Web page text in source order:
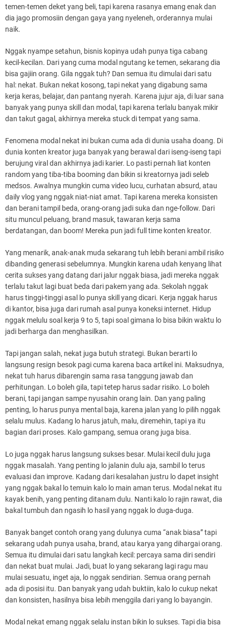
temen-temen deket yang beli, tapi karena rasanya emang enak dan
dia jago promosiin dengan gaya yang nyeleneh, orderannya mulai
naik.
Nggak nyampe setahun, bisnis kopinya udah punya tiga cabang
kecil-kecilan. Dari yang cuma modal ngutang ke temen, sekarang dia
bisa gajiin orang. Gila nggak tuh? Dan semua itu dimulai dari satu
hal: nekat. Bukan nekat kosong, tapi nekat yang digabung sama
kerja keras, belajar, dan pantang nyerah. Karena jujur aja, di luar sana
banyak yang punya skill dan modal, tapi karena terlalu banyak mikir
dan takut gagal, akhirnya mereka stuck di tempat yang sama.
Fenomena modal nekat ini bukan cuma ada di dunia usaha doang. Di
dunia konten kreator juga banyak yang berawal dari iseng-iseng tapi
berujung viral dan akhirnya jadi karier. Lo pasti pernah liat konten
random yang tiba-tiba booming dan bikin si kreatornya jadi seleb
medsos. Awalnya mungkin cuma video lucu, curhatan absurd, atau
daily vlog yang nggak niat-niat amat. Tapi karena mereka konsisten
dan berani tampil beda, orang-orang jadi suka dan nge-follow. Dari
situ muncul peluang, brand masuk, tawaran kerja sama
berdatangan, dan boom! Mereka pun jadi full time konten kreator.
Yang menarik, anak-anak muda sekarang tuh lebih berani ambil risiko
dibanding generasi sebelumnya. Mungkin karena udah kenyang lihat
cerita sukses yang datang dari jalur nggak biasa, jadi mereka nggak
terlalu takut lagi buat beda dari pakem yang ada. Sekolah nggak
harus tinggi-tinggi asal lo punya skill yang dicari. Kerja nggak harus
di kantor, bisa juga dari rumah asal punya koneksi internet. Hidup
nggak melulu soal kerja 9 to 5, tapi soal gimana lo bisa bikin waktu lo
jadi berharga dan menghasilkan.
Tapi jangan salah, nekat juga butuh strategi. Bukan berarti lo
langsung resign besok pagi cuma karena baca artikel ini. Maksudnya,
nekat tuh harus dibarengin sama rasa tanggung jawab dan
perhitungan. Lo boleh gila, tapi tetep harus sadar risiko. Lo boleh
berani, tapi jangan sampe nyusahin orang lain. Dan yang paling
penting, lo harus punya mental baja, karena jalan yang lo pilih nggak
selalu mulus. Kadang lo harus jatuh, malu, diremehin, tapi ya itu
bagian dari proses. Kalo gampang, semua orang juga bisa.
Lo juga nggak harus langsung sukses besar. Mulai kecil dulu juga
nggak masalah. Yang penting lo jalanin dulu aja, sambil lo terus
evaluasi dan improve. Kadang dari kesalahan justru lo dapet insight
yang nggak bakal lo temuin kalo lo main aman terus. Modal nekat itu
kayak benih, yang penting ditanam dulu. Nanti kalo lo rajin rawat, dia
bakal tumbuh dan ngasih lo hasil yang nggak lo duga-duga.
Banyak banget contoh orang yang dulunya cuma “anak biasa” tapi
sekarang udah punya usaha, brand, atau karya yang dihargai orang.
Semua itu dimulai dari satu langkah kecil: percaya sama diri sendiri
dan nekat buat mulai. Jadi, buat lo yang sekarang lagi ragu mau
mulai sesuatu, inget aja, lo nggak sendirian. Semua orang pernah
ada di posisi itu. Dan banyak yang udah buktiin, kalo lo cukup nekat
dan konsisten, hasilnya bisa lebih menggila dari yang lo bayangin.
Modal nekat emang nggak selalu instan bikin lo sukses. Tapi dia bisa